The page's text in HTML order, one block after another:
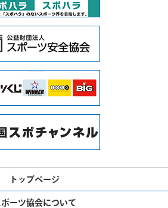
トップページ
ポーツ協会について